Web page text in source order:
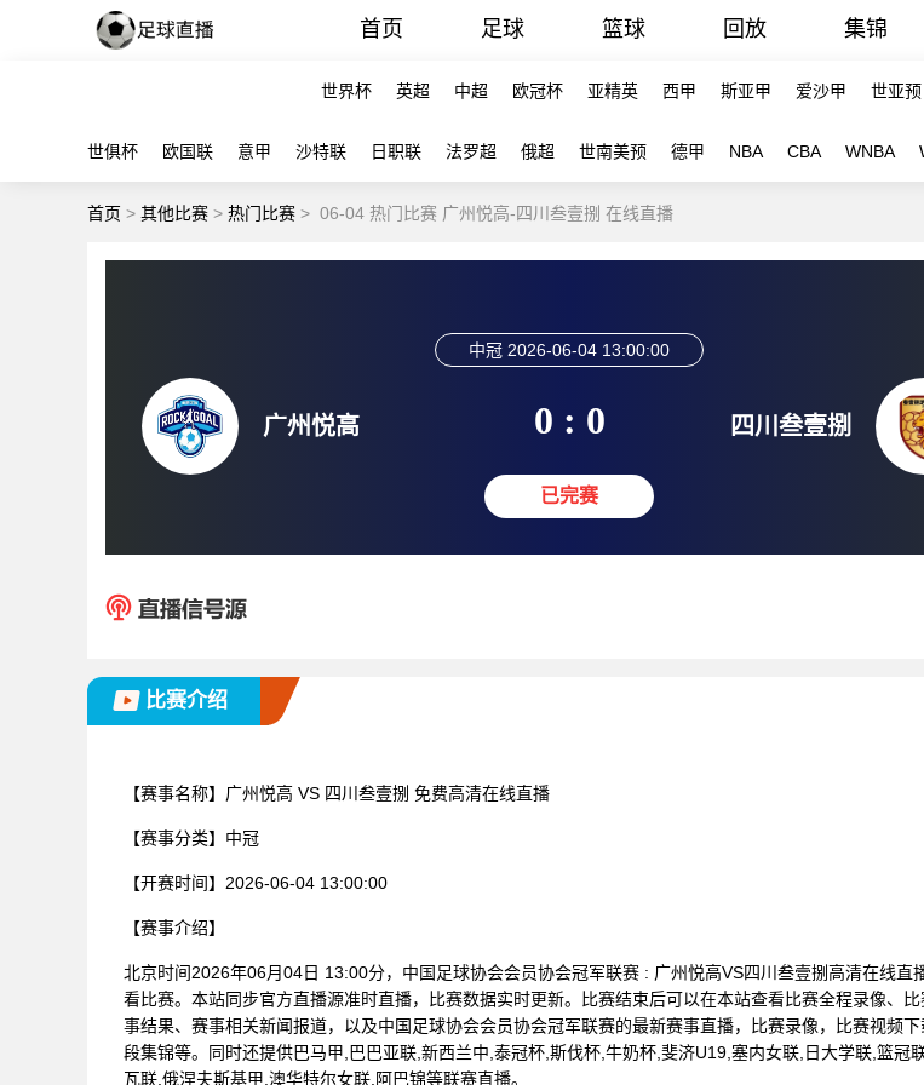
首页 足球 篮球 回放 集锦
世界杯 英超 中超 欧冠杯 亚精英 西甲 斯亚甲 爱沙甲 世亚预
世俱杯 欧国联 意甲 沙特联 日职联 法罗超 俄超 世南美预 德甲 NBA CBA WNBA
首页 > 其他比赛 > 热门比赛 > 06-04 热门比赛 广州悦高-四川叁壹捌 在线直播
广州悦高
中冠 2026-06-04 13:00:00
0 : 0
已完赛
四川叁壹捌
比赛介绍
【赛事名称】 广州悦高 VS 四川叁壹捌 免费高清在线直播
【赛事分类】 中冠
【开赛时间】 2026-06-04 13:00:00
【赛事介绍】
北京时间2026年06月04日 13:00分，中国足球协会会员协会冠军联赛 : 广州悦高VS四川叁壹捌高清在线直
看比赛。本站同步官方直播源准时直播，比赛数据实时更新。比赛结束后可以在本站查看比赛全程录像、
事结果、赛事相关新闻报道，以及中国足球协会会员协会冠军联赛的最新赛事直播，比赛录像，比赛视频
段集锦等。同时还提供巴马甲,巴巴亚联,新西兰中,泰冠杯,斯伐杯,牛奶杯,斐济U19,塞内女联,日大学联,篮冠
瓦联,俄涅夫斯基甲,澳华特尔女联,阿巴锦等联赛直播。